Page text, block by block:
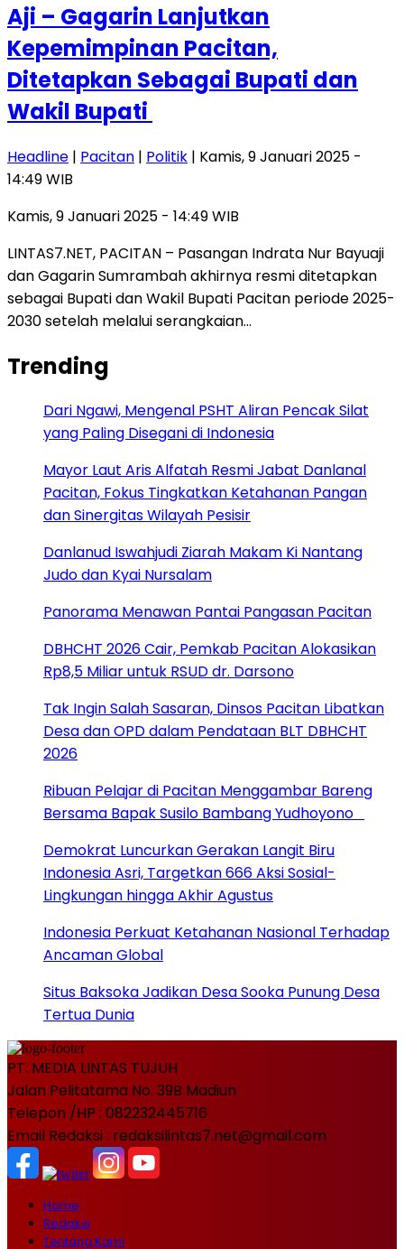
Aji – Gagarin Lanjutkan
Kepemimpinan Pacitan,
Ditetapkan Sebagai Bupati dan
Wakil Bupati
Headline | Pacitan | Politik | Kamis, 9 Januari 2025 -
14:49 WIB
Kamis, 9 Januari 2025 - 14:49 WIB
LINTAS7.NET, PACITAN – Pasangan Indrata Nur Bayuaji
dan Gagarin Sumrambah akhirnya resmi ditetapkan
sebagai Bupati dan Wakil Bupati Pacitan periode 2025-
2030 setelah melalui serangkaian…
Trending
Dari Ngawi, Mengenal PSHT Aliran Pencak Silat
yang Paling Disegani di Indonesia
Mayor Laut Aris Alfatah Resmi Jabat Danlanal
Pacitan, Fokus Tingkatkan Ketahanan Pangan
dan Sinergitas Wilayah Pesisir
Danlanud Iswahjudi Ziarah Makam Ki Nantang
Judo dan Kyai Nursalam
Panorama Menawan Pantai Pangasan Pacitan
DBHCHT 2026 Cair, Pemkab Pacitan Alokasikan
Rp8,5 Miliar untuk RSUD dr. Darsono
Tak Ingin Salah Sasaran, Dinsos Pacitan Libatkan
Desa dan OPD dalam Pendataan BLT DBHCHT
2026
Ribuan Pelajar di Pacitan Menggambar Bareng
Bersama Bapak Susilo Bambang Yudhoyono
Demokrat Luncurkan Gerakan Langit Biru
Indonesia Asri, Targetkan 666 Aksi Sosial-
Lingkungan hingga Akhir Agustus
Indonesia Perkuat Ketahanan Nasional Terhadap
Ancaman Global
Situs Baksoka Jadikan Desa Sooka Punung Desa
Tertua Dunia
PT. MEDIA LINTAS TUJUH
Jalan Pelitatama No. 39B Madiun
Telepon /HP : 082232445716
Email Redaksi : redaksilintas7.net@gmail.com
Home
Redaksi
Tentang Kami